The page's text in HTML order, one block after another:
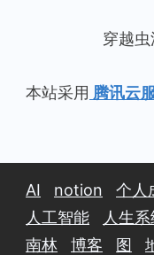
穿越
本站采用 腾讯云
AI notion 个人
人工智能
人生
南林
博客 图